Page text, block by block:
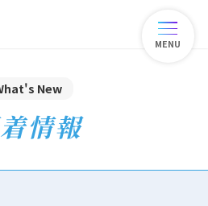
MENU
New
情報